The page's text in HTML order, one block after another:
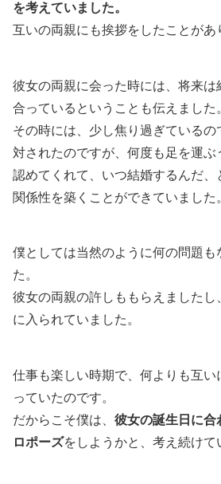
を考えていました。
互いの両親にも挨拶をしたことがあ
彼女の両親に会った時には、将来は
合っているということも伝えました
その時には、少し焦り過ぎているの
対されたのですが、何度も足を運ぶ
認めてくれて、いつ結婚するんだ
関係性を築くことができていました
僕としては当然のように何の問題も
た。
彼女の両親の許しももらえました
に入られていました。
仕事も楽しい時期で、何よりも互い
っていたのです。
だからこそ僕は、 彼女の誕生日に合
ロポーズをしようかと、考え続けて